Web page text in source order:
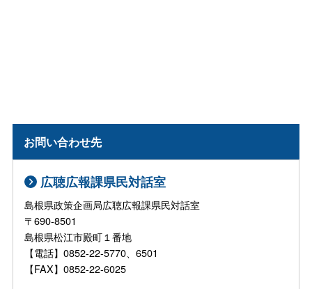
お問い合わせ先
広聴広報課県民対話室
島根県政策企画局広聴広報課県民対話室
〒690-8501
島根県松江市殿町１番地
【電話】0852-22-5770、6501
【FAX】0852-22-6025